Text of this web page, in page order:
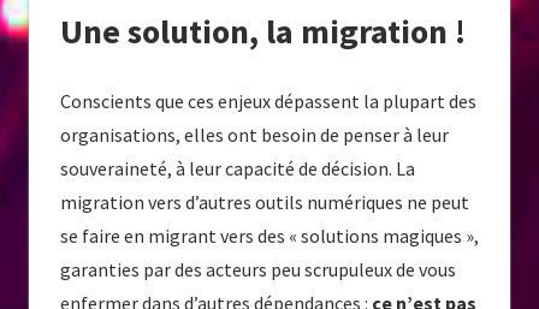
Une solution, la migration !
Conscients que ces enjeux dépassent la plupart des
organisations, elles ont besoin de penser à leur
souveraineté, à leur capacité de décision. La
migration vers d’autres outils numériques ne peut
se faire en migrant vers des « solutions magiques »,
garanties par des acteurs peu scrupuleux de vous
enfermer dans d’autres dépendances : ce n’est pas